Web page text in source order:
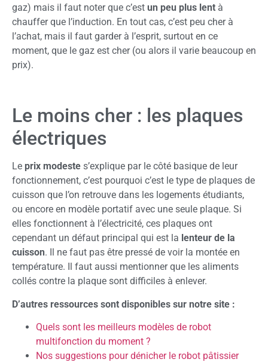
gaz) mais il faut noter que c’est un peu plus lent à
chauffer que l’induction. En tout cas, c’est peu cher à
l’achat, mais il faut garder à l’esprit, surtout en ce
moment, que le gaz est cher (ou alors il varie beaucoup en
prix).
Le moins cher : les plaques
électriques
Le prix modeste s’explique par le côté basique de leur
fonctionnement, c’est pourquoi c’est le type de plaques de
cuisson que l’on retrouve dans les logements étudiants,
ou encore en modèle portatif avec une seule plaque. Si
elles fonctionnent à l’électricité, ces plaques ont
cependant un défaut principal qui est la lenteur de la
cuisson. Il ne faut pas être pressé de voir la montée en
température. Il faut aussi mentionner que les aliments
collés contre la plaque sont difficiles à enlever.
D’autres ressources sont disponibles sur notre site :
Quels sont les meilleurs modèles de robot
multifonction du moment ?
Nos suggestions pour dénicher le robot pâtissier